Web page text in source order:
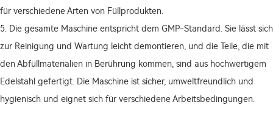
für verschiedene Arten von Füllprodukten.
5. Die gesamte Maschine entspricht dem GMP-Standard. Sie lässt sich
zur Reinigung und Wartung leicht demontieren, und die Teile, die mit
den Abfüllmaterialien in Berührung kommen, sind aus hochwertigem
Edelstahl gefertigt. Die Maschine ist sicher, umweltfreundlich und
hygienisch und eignet sich für verschiedene Arbeitsbedingungen.